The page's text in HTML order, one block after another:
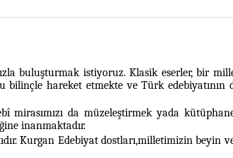
buluşturmak istiyoruz. Klasik eserler, bir
bilinçle hareket etmekte ve Türk edebiyatının
mirasımızı da müzeleştirmek yada
inanmaktadır.
Kurgan Edebiyatdostları,milletimizin beyin